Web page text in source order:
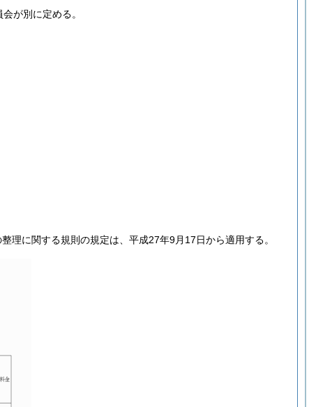
が別に定める。
理に関する規則の規定は、平成27年9月17日から適用する。